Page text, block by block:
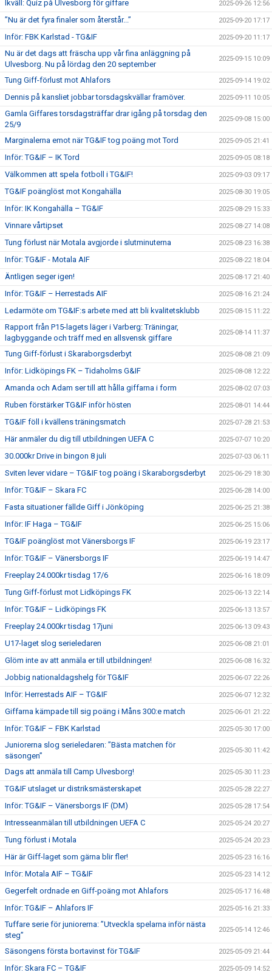
Ikväll: Quiz på Ulvesborg för giffare 2025-09-26 12:56
”Nu är det fyra finaler som återstår...” 2025-09-20 17:17
Inför: FBK Karlstad - TG&IF 2025-09-20 11:17
Nu är det dags att fräscha upp vår fina anläggning på
Ulvesborg. Nu på lördag den 20 september
2025-09-15 10:09
Tung Giff-förlust mot Ahlafors 2025-09-14 19:02
Dennis på kansliet jobbar torsdagskvällar framöver. 2025-09-11 10:05
Gamla Giffares torsdagsträffar drar igång på torsdag den
25/9
2025-09-08 15:00
Marginalerna emot när TG&IF tog poäng mot Tord 2025-09-05 21:41
Inför: TG&IF – IK Tord 2025-09-05 08:18
Välkommen att spela fotboll i TG&IF! 2025-09-03 09:17
TG&IF poänglöst mot Kongahälla 2025-08-30 19:05
Inför: IK Kongahälla – TG&IF 2025-08-29 15:33
Vinnare vårtipset 2025-08-27 14:08
Tung förlust när Motala avgjorde i slutminuterna 2025-08-23 16:38
Inför: TG&IF - Motala AIF 2025-08-22 18:04
Äntligen seger igen! 2025-08-17 21:40
Inför: TG&IF – Herrestads AIF 2025-08-16 21:24
Ledarmöte om TG&IF:s arbete med att bli kvalitetsklubb 2025-08-15 11:22
Rapport från P15-lagets läger i Varberg: Träningar,
lagbyggande och träff med en allsvensk giffare
2025-08-14 11:37
Tung Giff-förlust i Skaraborgsderbyt 2025-08-08 21:09
Inför: Lidköpings FK – Tidaholms G&IF 2025-08-08 12:22
Amanda och Adam ser till att hålla giffarna i form 2025-08-02 07:03
Ruben förstärker TG&IF inför hösten 2025-08-01 14:44
TG&IF föll i kvällens träningsmatch 2025-07-28 21:53
Här anmäler du dig till utbildningen UEFA C 2025-07-07 10:20
30.000kr Drive in bingon 8 juli 2025-07-03 06:11
Sviten lever vidare – TG&IF tog poäng i Skaraborgsderbyt 2025-06-29 18:30
Inför: TG&IF – Skara FC 2025-06-28 14:00
Fasta situationer fällde Giff i Jönköping 2025-06-25 21:38
Inför: IF Haga – TG&IF 2025-06-25 15:06
TG&IF poänglöst mot Vänersborgs IF 2025-06-19 23:17
Inför: TG&IF – Vänersborgs IF 2025-06-19 14:47
Freeplay 24.000kr tisdag 17/6 2025-06-16 18:09
Tung Giff-förlust mot Lidköpings FK 2025-06-13 22:14
Inför: TG&IF – Lidköpings FK 2025-06-13 13:57
Freeplay 24.000kr tisdag 17juni 2025-06-13 09:43
U17-laget slog serieledaren 2025-06-08 21:01
Glöm inte av att anmäla er till utbildningen! 2025-06-08 16:32
Jobbig nationaldagshelg för TG&IF 2025-06-07 22:26
Inför: Herrestads AIF – TG&IF 2025-06-07 12:32
Giffarna kämpade till sig poäng i Måns 300:e match 2025-06-01 21:22
Inför: TG&IF – FBK Karlstad 2025-05-30 17:00
Juniorerna slog serieledaren: ”Bästa matchen för
säsongen”
2025-05-30 11:42
Dags att anmäla till Camp Ulvesborg! 2025-05-30 11:23
TG&IF utslaget ur distriksmästerskapet 2025-05-28 22:27
Inför: TG&IF – Vänersborgs IF (DM) 2025-05-28 17:54
Intresseanmälan till utbildningen UEFA C 2025-05-24 20:27
Tung förlust i Motala 2025-05-24 20:23
Här är Giff-laget som gärna blir fler! 2025-05-23 16:16
Inför: Motala AIF – TG&IF 2025-05-23 14:12
Gegerfelt ordnade en Giff-poäng mot Ahlafors 2025-05-17 16:48
Inför: TG&IF – Ahlafors IF 2025-05-16 21:33
Tuffare serie för juniorerna: ”Utveckla spelarna inför nästa
steg”
2025-05-14 12:46
Säsongens första bortavinst för TG&IF 2025-05-09 21:44
Inför: Skara FC – TG&IF 2025-05-09 14:52